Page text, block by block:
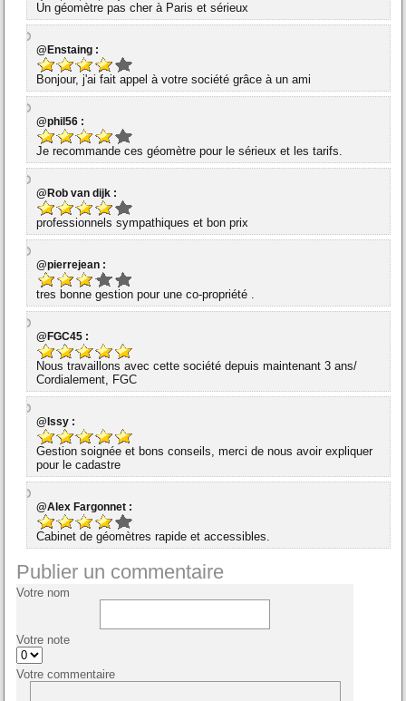
Un géomètre pas cher à Paris et sérieux
@Enstaing :
Bonjour, j'ai fait appel à votre société grâce à un ami
@phil56 :
Je recommande ces géomètre pour le sérieux et les tarifs.
@Rob van dijk :
professionnels sympathiques et bon prix
@pierrejean :
tres bonne gestion pour une co-propriété .
@FGC45 :
Nous travaillons avec cette société depuis maintenant 3 ans/
Cordialement, FGC
@Issy :
Gestion soignée et bons conseils, merci de nous avoir expliquer
pour le cadastre
@Alex Fargonnet :
Cabinet de géomètres rapide et accessibles.
Publier un commentaire
Votre nom
Votre note
Votre commentaire